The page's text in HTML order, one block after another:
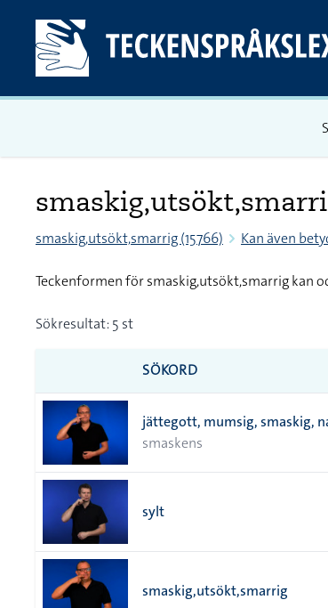
smaskig,utsökt,smarrig (15766) Kan även
Teckenformen för smaskig,utsökt,smarrig kan
Sökresultat: 5 st
SÖKORD
jättegott, mumsig, smaskig,
smaskens
sylt
smaskig,utsökt,smarrig